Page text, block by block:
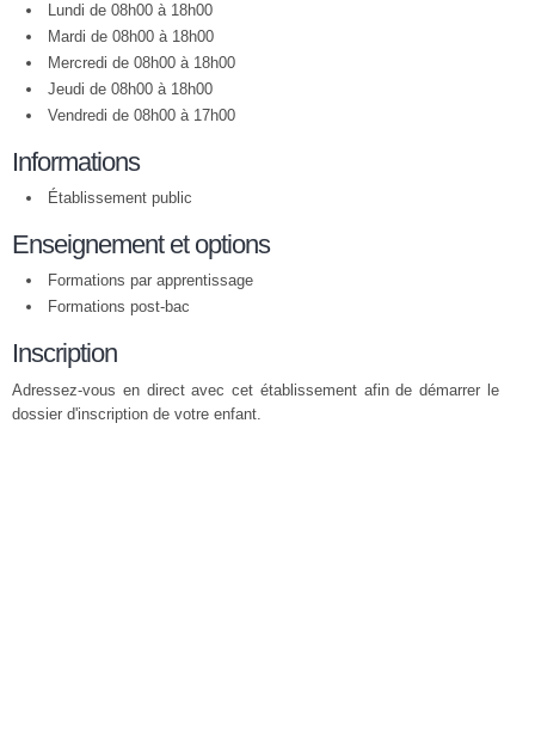
Lundi de 08h00 à 18h00
Mardi de 08h00 à 18h00
Mercredi de 08h00 à 18h00
Jeudi de 08h00 à 18h00
Vendredi de 08h00 à 17h00
Informations
Établissement public
Enseignement et options
Formations par apprentissage
Formations post-bac
Inscription
Adressez-vous en direct avec cet établissement afin de démarrer le
dossier d'inscription de votre enfant.